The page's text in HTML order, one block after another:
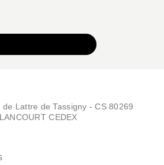
Lattre de Tassigny - CS 80269
CEDEX